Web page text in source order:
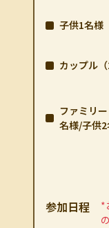
子供1名様
カップル（
ファミリ
名様/子供2
参加⽇程
*